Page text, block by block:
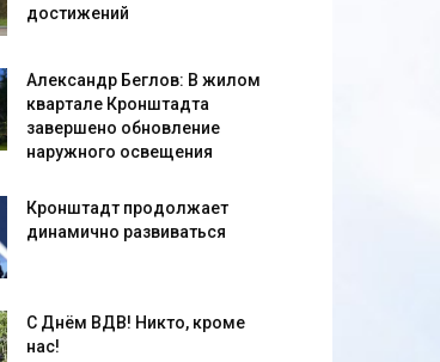
достижений
Александр Беглов: В жилом
квартале Кронштадта
завершено обновление
наружного освещения
Кронштадт продолжает
динамично развиваться
С Днём ВДВ! Никто, кроме
нас!